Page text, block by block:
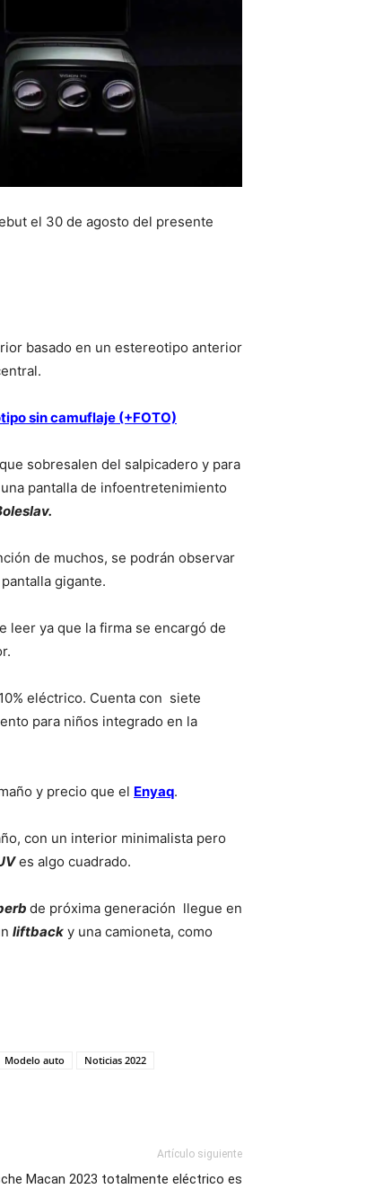
el 30 de agosto del presente
basado en un estereotipo anterior
sin camuflaje (+FOTO)
sobresalen del salpicadero y para
pantalla de infoentretenimiento
de muchos, se podrán observar
gigante.
leer ya que la firma se encargó de
eléctrico. Cuenta con siete
para niños integrado en la
y precio que el Enyaq.
con un interior minimalista pero
es algo cuadrado.
de próxima generación llegue en
liftback y una camioneta, como
Modelo auto
Noticias 2022
Artículo siguiente
Macan 2023 totalmente eléctrico es